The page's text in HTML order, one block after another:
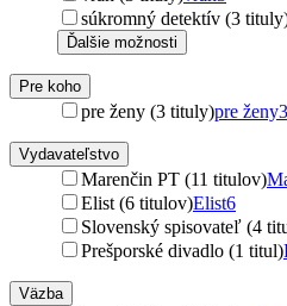
súkromný detektív (3
Ďalšie možnosti
Pre koho
pre ženy (3 tituly)pre ženy3
Vydavateľstvo
Marenčin PT (11 titulov)
Elist (6 titulov)Elist6
Slovenský spisovateľ (4
Prešporské divadlo (1 titul)
Väzba